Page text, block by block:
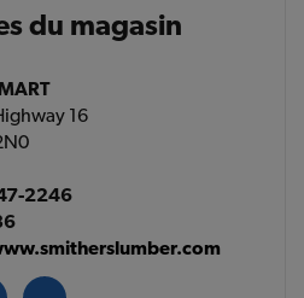
du magasin
16
2246